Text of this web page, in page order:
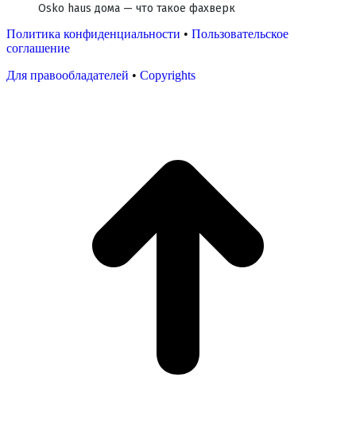
Osko haus дома — что такое фахверк
Политика конфиденциальности • Пользовательское
соглашение
Для правообладателей • Copyrights